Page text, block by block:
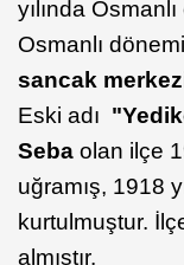
yılında
Osmanlı
sancak
Eski adı
Seba olan ilçe
uğramış, 1918
kurtulmuştur.
almıştır.